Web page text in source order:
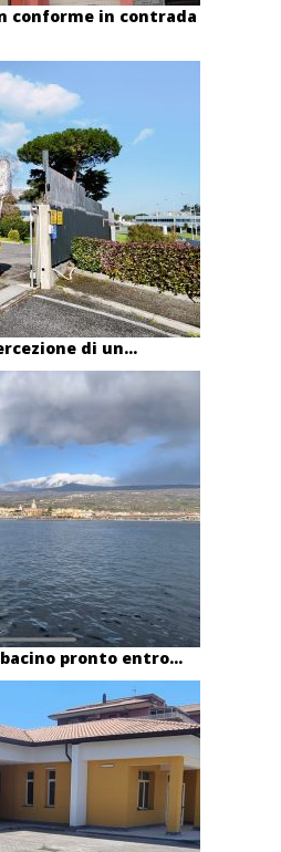
conforme in contrada
di un...
pronto entro...